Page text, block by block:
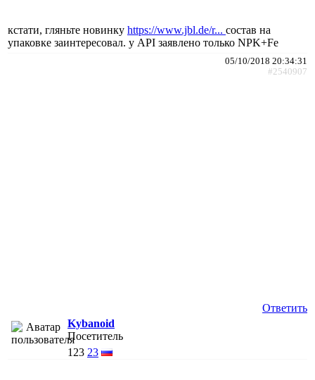
кстати, гляньте новинку https://www.jbl.de/r... состав на
упаковке заинтересовал. у API заявлено только NPK+Fe
05/10/2018 20:34:31
#2540907
Ответить
Kybanoid
Посетитель
123 23